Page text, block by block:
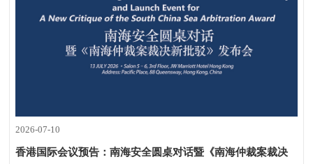
2026-07-10
香港国际会议预告：南海安全圆桌对话暨《南海仲裁案裁决